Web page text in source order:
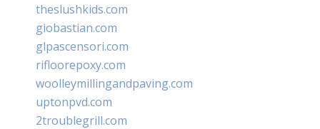
theslushkids.com
giobastian.com
glpascensori.com
rifloorepoxy.com
woolleymillingandpaving.com
uptonpvd.com
2troublegrill.com